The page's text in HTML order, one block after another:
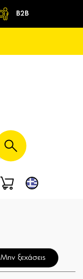
B2B
Μην ξεχάσεις